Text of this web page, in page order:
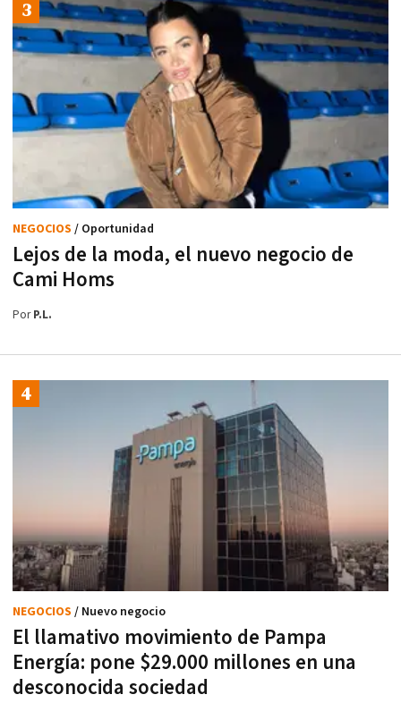
Lejos de la moda, el nuevo negocio de
Cami Homs
NEGOCIOS / Oportunidad
PorP.L.
El llamativo movimiento de Pampa
Energía: pone $29.000 millones en una
desconocida sociedad
NEGOCIOS / Nuevo negocio